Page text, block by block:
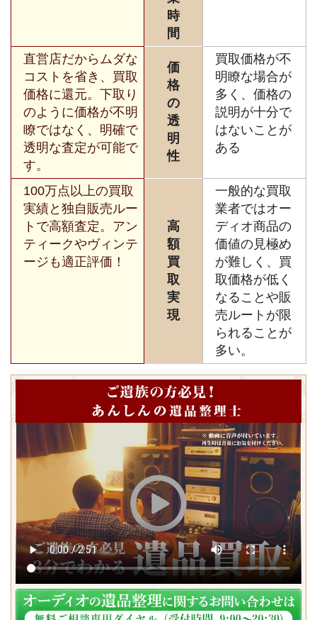
時
間
直営店だからムダな
コストを省き、買取
価格に還元。下取り
のように価格が不明
瞭ではなく、明確で
透明な査定が可能で
す。
価
格
の
透
明
性
買取価格が不
明瞭な場合が
多く、価格の
説明が十分で
はないことが
ある
100万点以上の買取
実績と独自販売ルー
トで高額査定。アン
ティークやヴィンテ
ージも適正評価！
高
額
買
取
実
現
一般的な買取
業者ではオー
ディオ商品の
価値の見極め
が難しく、買
取価格が低く
なることや販
売ルートが限
られることが
多い。